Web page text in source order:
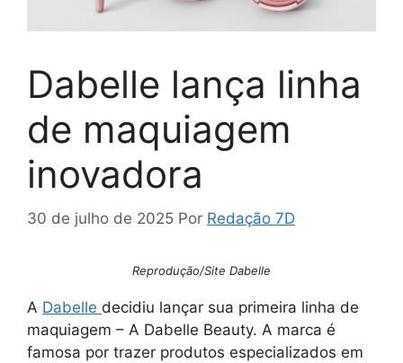
Dabelle lança linha
de maquiagem
inovadora
30 de julho de 2025 Por Redação 7D
Reprodução/Site Dabelle
A Dabelle decidiu lançar sua primeira linha de
maquiagem – A Dabelle Beauty. A marca é
famosa por trazer produtos especializados em